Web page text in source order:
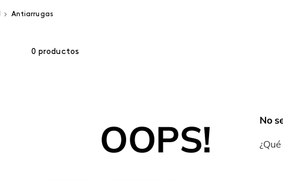
Antiarrugas
0 productos
OOPS!
No